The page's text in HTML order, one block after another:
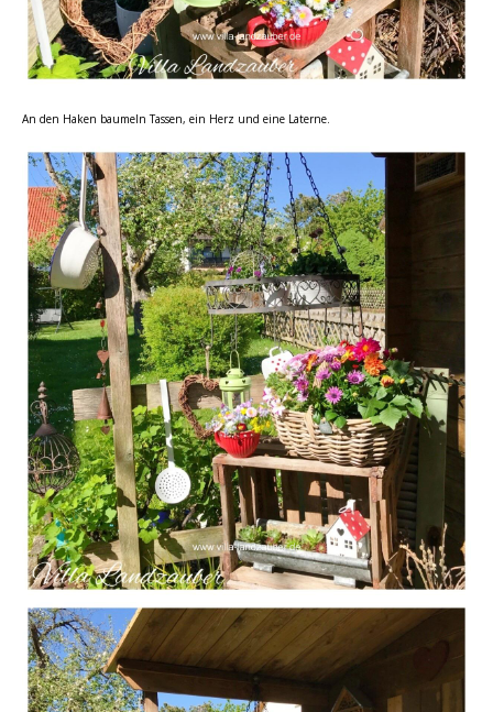
An den Haken baumeln Tassen, ein Herz und eine Laterne.